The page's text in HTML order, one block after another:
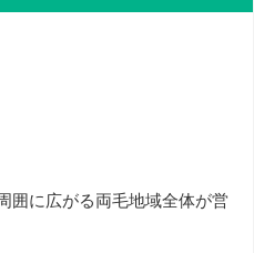
囲に広がる両毛地域全体が営